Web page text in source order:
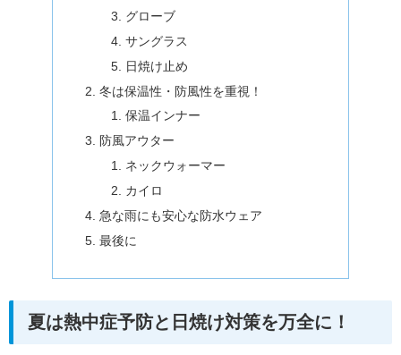
グローブ
サングラス
日焼け止め
冬は保温性・防風性を重視！
保温インナー
防風アウター
ネックウォーマー
カイロ
急な雨にも安心な防水ウェア
最後に
夏は熱中症予防と日焼け対策を万全に！